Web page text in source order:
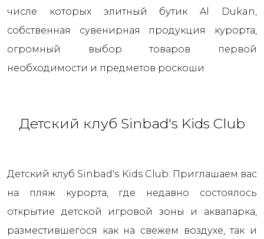
числе которых элитный бутик Al Dukan,
собственная сувенирная продукция курорта,
огромный выбор товаров первой
необходимости и предметов роскоши
Детский клуб Sinbad's Kids Club
Детский клуб Sinbad's Kids Club: Приглашаем вас
на пляж курорта, где недавно состоялось
открытие детской игровой зоны и аквапарка,
разместившегося как на свежем воздухе, так и